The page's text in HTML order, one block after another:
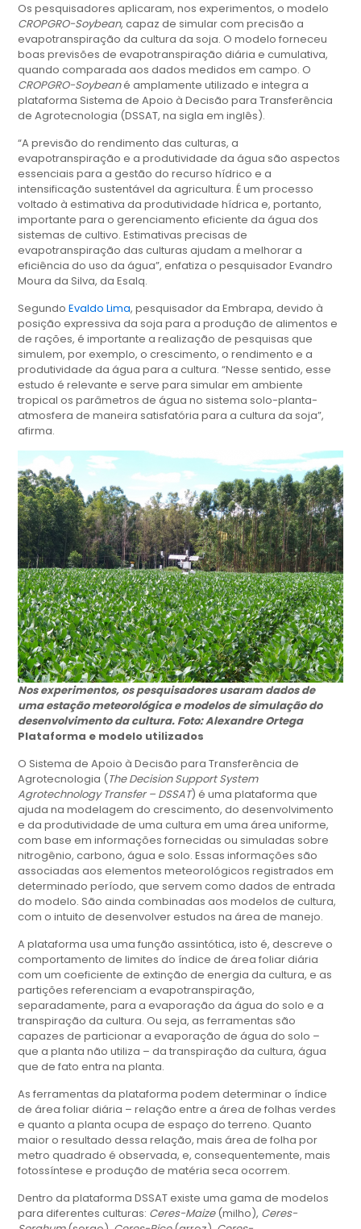
Os pesquisadores aplicaram, nos experimentos, o modelo
CROPGRO-Soybean, capaz de simular com precisão a
evapotranspiração da cultura da soja. O modelo forneceu
boas previsões de evapotranspiração diária e cumulativa,
quando comparada aos dados medidos em campo. O
CROPGRO-Soybeané amplamente utilizado e integra a
plataforma Sistema de Apoio à Decisão para Transferência
de Agrotecnologia (DSSAT, na sigla em inglês).
“A previsão do rendimento das culturas, a
evapotranspiração e a produtividade da água são aspectos
essenciais para a gestão do recurso hídrico e a
intensificação sustentável da agricultura. É um processo
voltado à estimativa da produtividade hídrica e, portanto,
importante para o gerenciamento eficiente da água dos
sistemas de cultivo. Estimativas precisas de
evapotranspiração das culturas ajudam a melhorar a
eficiência do uso da água”, enfatiza o pesquisador Evandro
Moura da Silva, da Esalq.
SegundoEvaldo Lima, pesquisador da Embrapa, devido à
posição expressiva da soja para a produção de alimentos e
de rações, é importante a realização de pesquisas que
simulem, por exemplo, o crescimento, o rendimento e a
produtividade da água para a cultura. “Nesse sentido, esse
estudo é relevante e serve para simular em ambiente
tropical os parâmetros de água no sistema solo-planta-
atmosfera de maneira satisfatória para a cultura da soja”,
afirma.
Nos experimentos, os pesquisadores usaram dados de
uma estação meteorológica e modelos de simulação do
desenvolvimento da cultura. Foto: Alexandre Ortega
Plataforma e modelo utilizados
O Sistema de Apoio à Decisão para Transferência de
Agrotecnologia (The Decision Support System
Agrotechnology Transfer – DSSAT) é uma plataforma que
ajuda na modelagem do crescimento, do desenvolvimento
e da produtividade de uma cultura em uma área uniforme,
com base em informações fornecidas ou simuladas sobre
nitrogênio, carbono, água e solo. Essas informações são
associadas aos elementos meteorológicos registrados em
determinado período, que servem como dados de entrada
do modelo. São ainda combinadas aos modelos de cultura,
com o intuito de desenvolver estudos na área de manejo.
A plataforma usa uma função assintótica, isto é, descreve o
comportamento de limites do índice de área foliar diária
com um coeficiente de extinção de energia da cultura, e as
partições referenciam a evapotranspiração,
separadamente, para a evaporação da água do solo e a
transpiração da cultura. Ou seja, as ferramentas são
capazes de particionar a evaporação de água do solo –
que a planta não utiliza – da transpiração da cultura, água
que de fato entra na planta.
As ferramentas da plataforma podem determinar o índice
de área foliar diária – relação entre a área de folhas verdes
e quanto a planta ocupa de espaço do terreno. Quanto
maior o resultado dessa relação, mais área de folha por
metro quadrado é observada, e, consequentemente, mais
fotossíntese e produção de matéria seca ocorrem.
Dentro da plataforma DSSAT existe uma gama de modelos
para diferentes culturas: Ceres-Maize(milho), Ceres-